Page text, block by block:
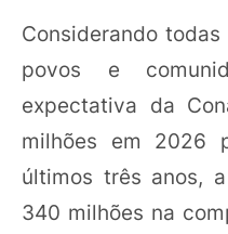
Considerando
povos e
expectativa da
milhões em 2026
últimos três anos,
340 milhões na